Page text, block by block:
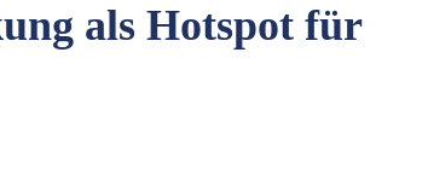
als Hotspot für